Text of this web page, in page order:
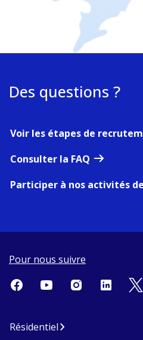
Des questions ?
Voir les étapes de
Consulter la FAQ
Participer à nos activités
Pour nous suivre
Résidentiel